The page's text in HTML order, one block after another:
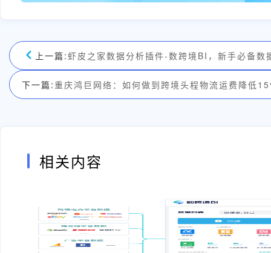
上一篇: 虾皮之家数据分析插件-数跨境BI，新手必备数
下一篇:重庆鸿巨网络：如何做到跨境头程物流运费降低
相关内容